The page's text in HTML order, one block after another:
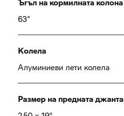
63°
Колела
Алуминиеви лети колела
Размер на предната джанта